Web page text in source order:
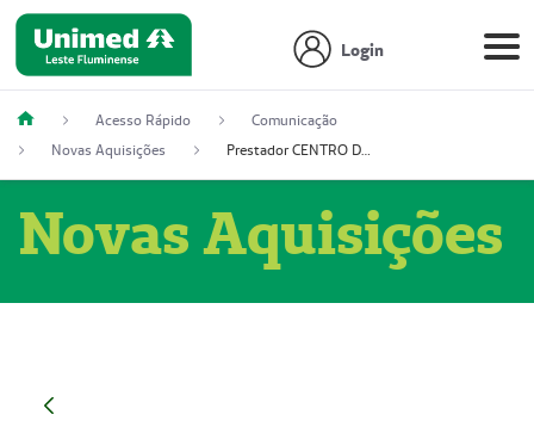
Login
Acesso Rápido
Comunicação
Novas Aquisições
Prestador CENTRO DE ONCOLOGIA
Novas Aquisições